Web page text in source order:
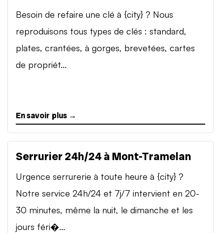
Besoin de refaire une clé à {city} ? Nous
reproduisons tous types de clés : standard,
plates, crantées, à gorges, brevetées, cartes
de propriét...
En savoir plus →
Serrurier 24h/24 à Mont-Tramelan
Urgence serrurerie à toute heure à {city} ?
Notre service 24h/24 et 7j/7 intervient en 20-
30 minutes, même la nuit, le dimanche et les
jours féri�...